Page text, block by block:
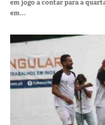
em jogo a contar para a
em...